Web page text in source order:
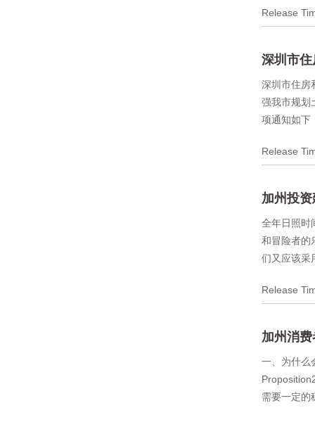
Release
深圳市
深圳市住房
强我市规划
项通知如下
Release
加州投
全年日照时
和冒险者的
们又应该采
Release
加州消
一、为什么
需要一定的